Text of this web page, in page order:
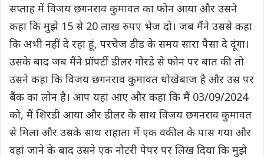
सप्ताह में विजय छगनराव कुमावत का फोन आया और उसने
कहा कि मुझे 15 से 20 लाख रुपए भेज दो। जब मैंने उससे कहा
कि अभी नहीं दे रहा हूं, परचेज डीड के समय सारा पैसा दे दूंगा।
उसके बाद जब मैंने प्रॉपर्टी डीलर गोरडे से फोन पर बात की तो
उसने कहा कि विजय छगनराव कुमावत धोखेबाज है और उस पर
बैंक का लोन है। आप यहां आए और कहा कि मैं 03/09/2024
को, मैं शिरडी आया और डीलर के साथ विजय छगनराव कुमावत
से मिला और उसके साथ राहाता में एक वकील के पास गया और
वहां जाने के बाद उसने एक नोटरी पेपर पर लिख दिया कि मुझे